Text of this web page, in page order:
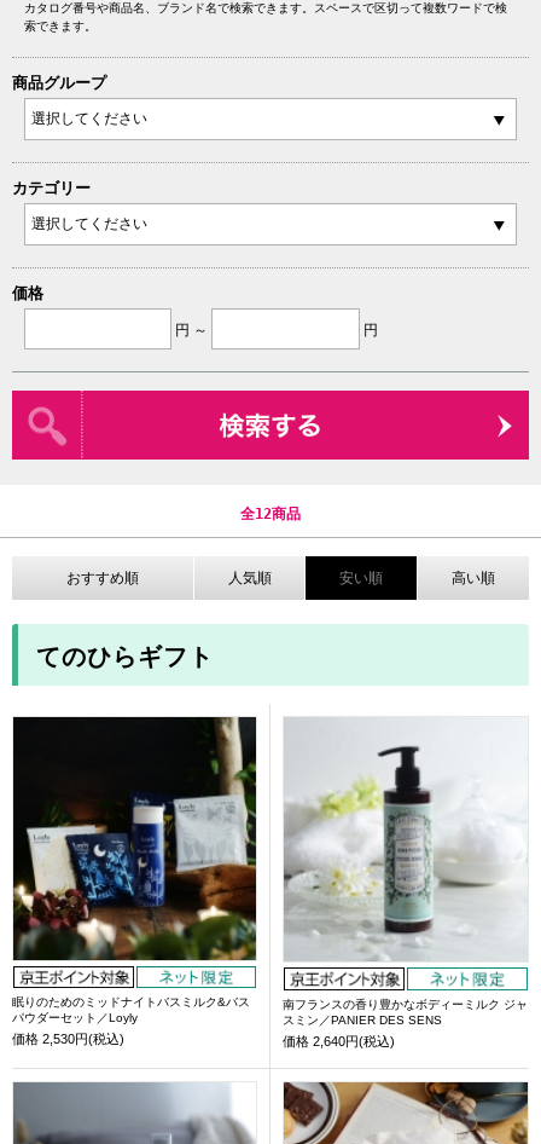
カタログ番号や商品名、ブランド名で検索できます。スペースで区切って複数ワードで検
索できます。
商品グループ
カテゴリー
価格
円 ～ 円
全12商品
おすすめ順 人気順 安い順 高い順
てのひらギフト
眠りのためのミッドナイトバスミルク&バス
パウダーセット／Loyly
価格 2,530円(税込)
南フランスの香り豊かなボディーミルク ジャ
スミン／PANIER DES SENS
価格 2,640円(税込)